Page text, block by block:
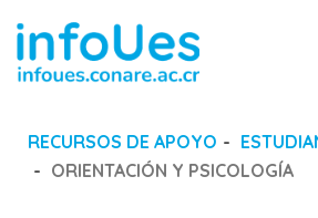
RECURSOS DE APOYO
ORIENTACIÓN Y PSICOLOGÍA